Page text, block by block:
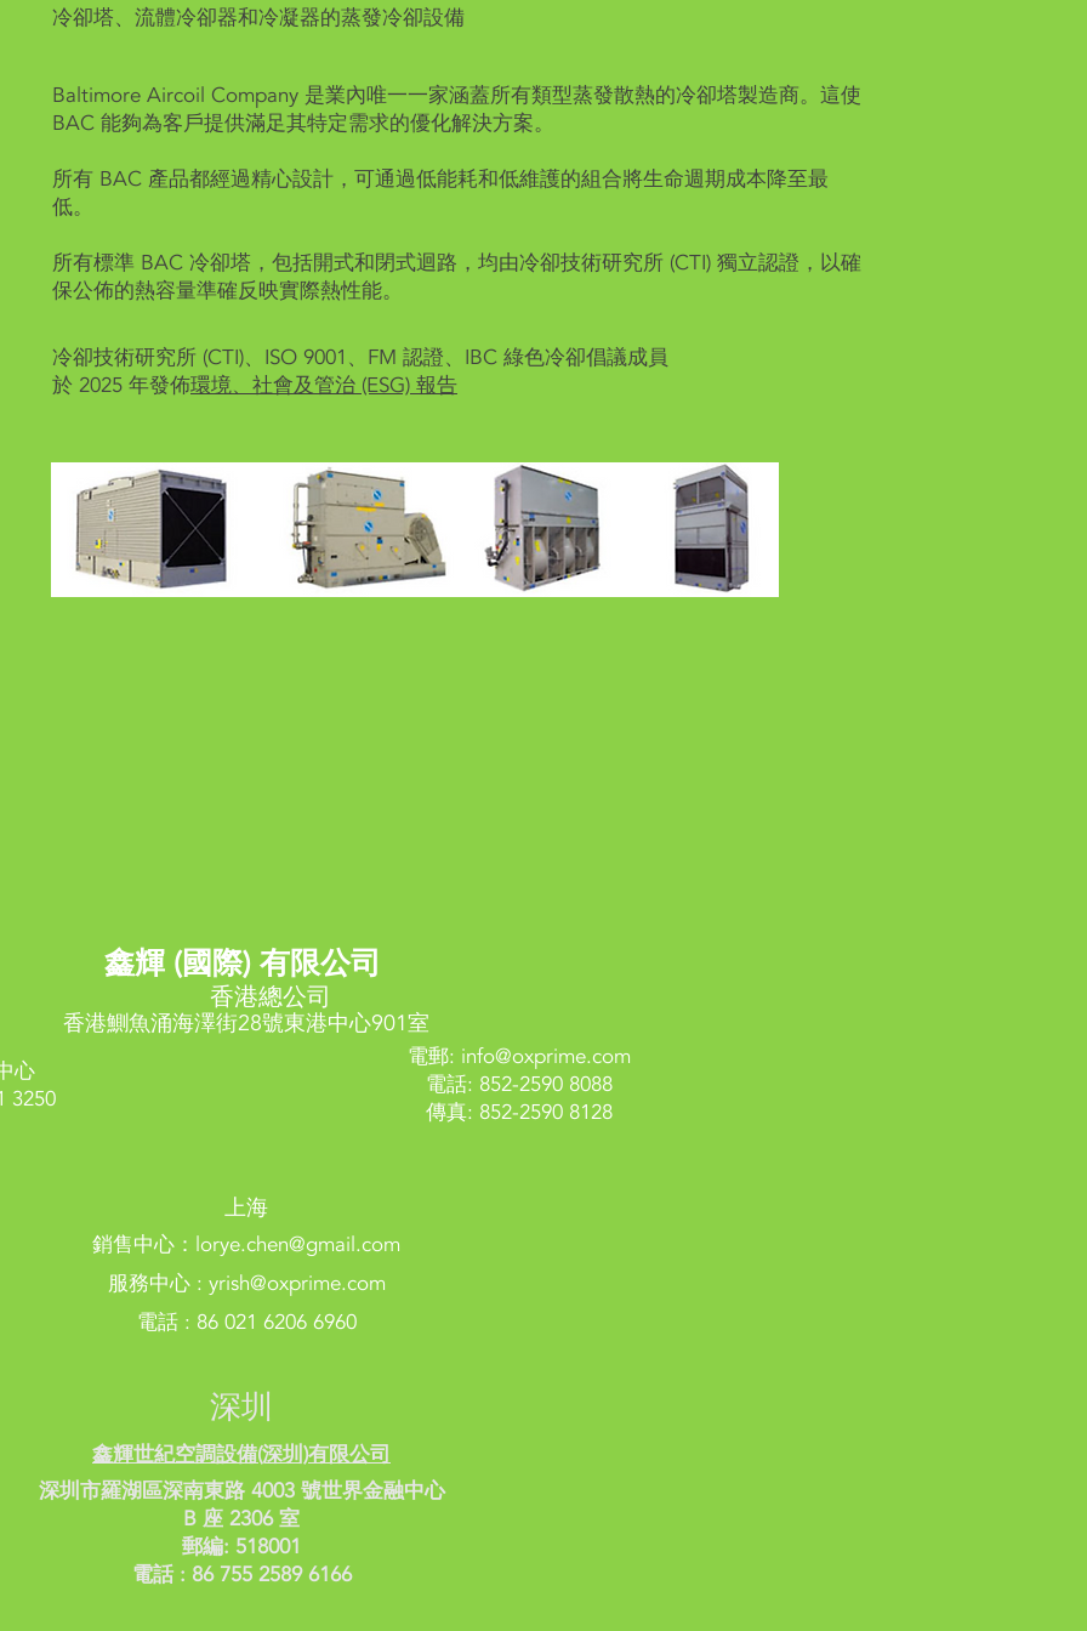
冷卻塔、流體冷卻器和冷凝器的蒸發冷卻設備
Baltimore Aircoil Company 是業內唯一一家涵蓋所有類型蒸發散熱的冷卻塔製造商。這使
BAC 能夠為客戶提供滿足其特定需求的優化解決方案。
所有 BAC 產品都經過精心設計，可通過低能耗和低維護的組合將生命週期成本降至最
低。
所有標準 BAC 冷卻塔，包括開式和閉式迴路，均由冷卻技術研究所 (CTI) 獨立認證，以確
保公佈的熱容量準確反映實際熱性能。
冷卻技術研究所 (CTI)、ISO 9001、FM 認證、IBC 綠色冷卻倡議成員
於 2025 年發佈環境、社會及管治 (ESG) 報告
鑫輝 (國際) 有限公司
香港總公司
香港鰂魚涌海澤街28號東港中心901室
心
3250
電郵: info@oxprime.com
電話: 852-2590 8088
傳真: 852-2590 8128
上海
銷售中心： lorye.chen@gmail.com
服務中心 : yrish@oxprime.com
電話 : 86 021 6206 6960
深圳
鑫輝世紀空調設備(深圳)有限公司
深圳市羅湖區深南東路 4003 號世界金融中心
B 座 2306 室
郵編: 518001
電話 : 86 755 2589 6166